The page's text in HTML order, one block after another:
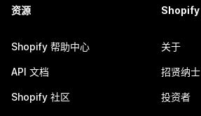
资源
Shopify 帮助中心
API 文档
Shopify 社区
Shopify
关于
招贤纳士
投资者